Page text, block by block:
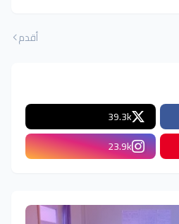
أقدم
39.3k
23.9k